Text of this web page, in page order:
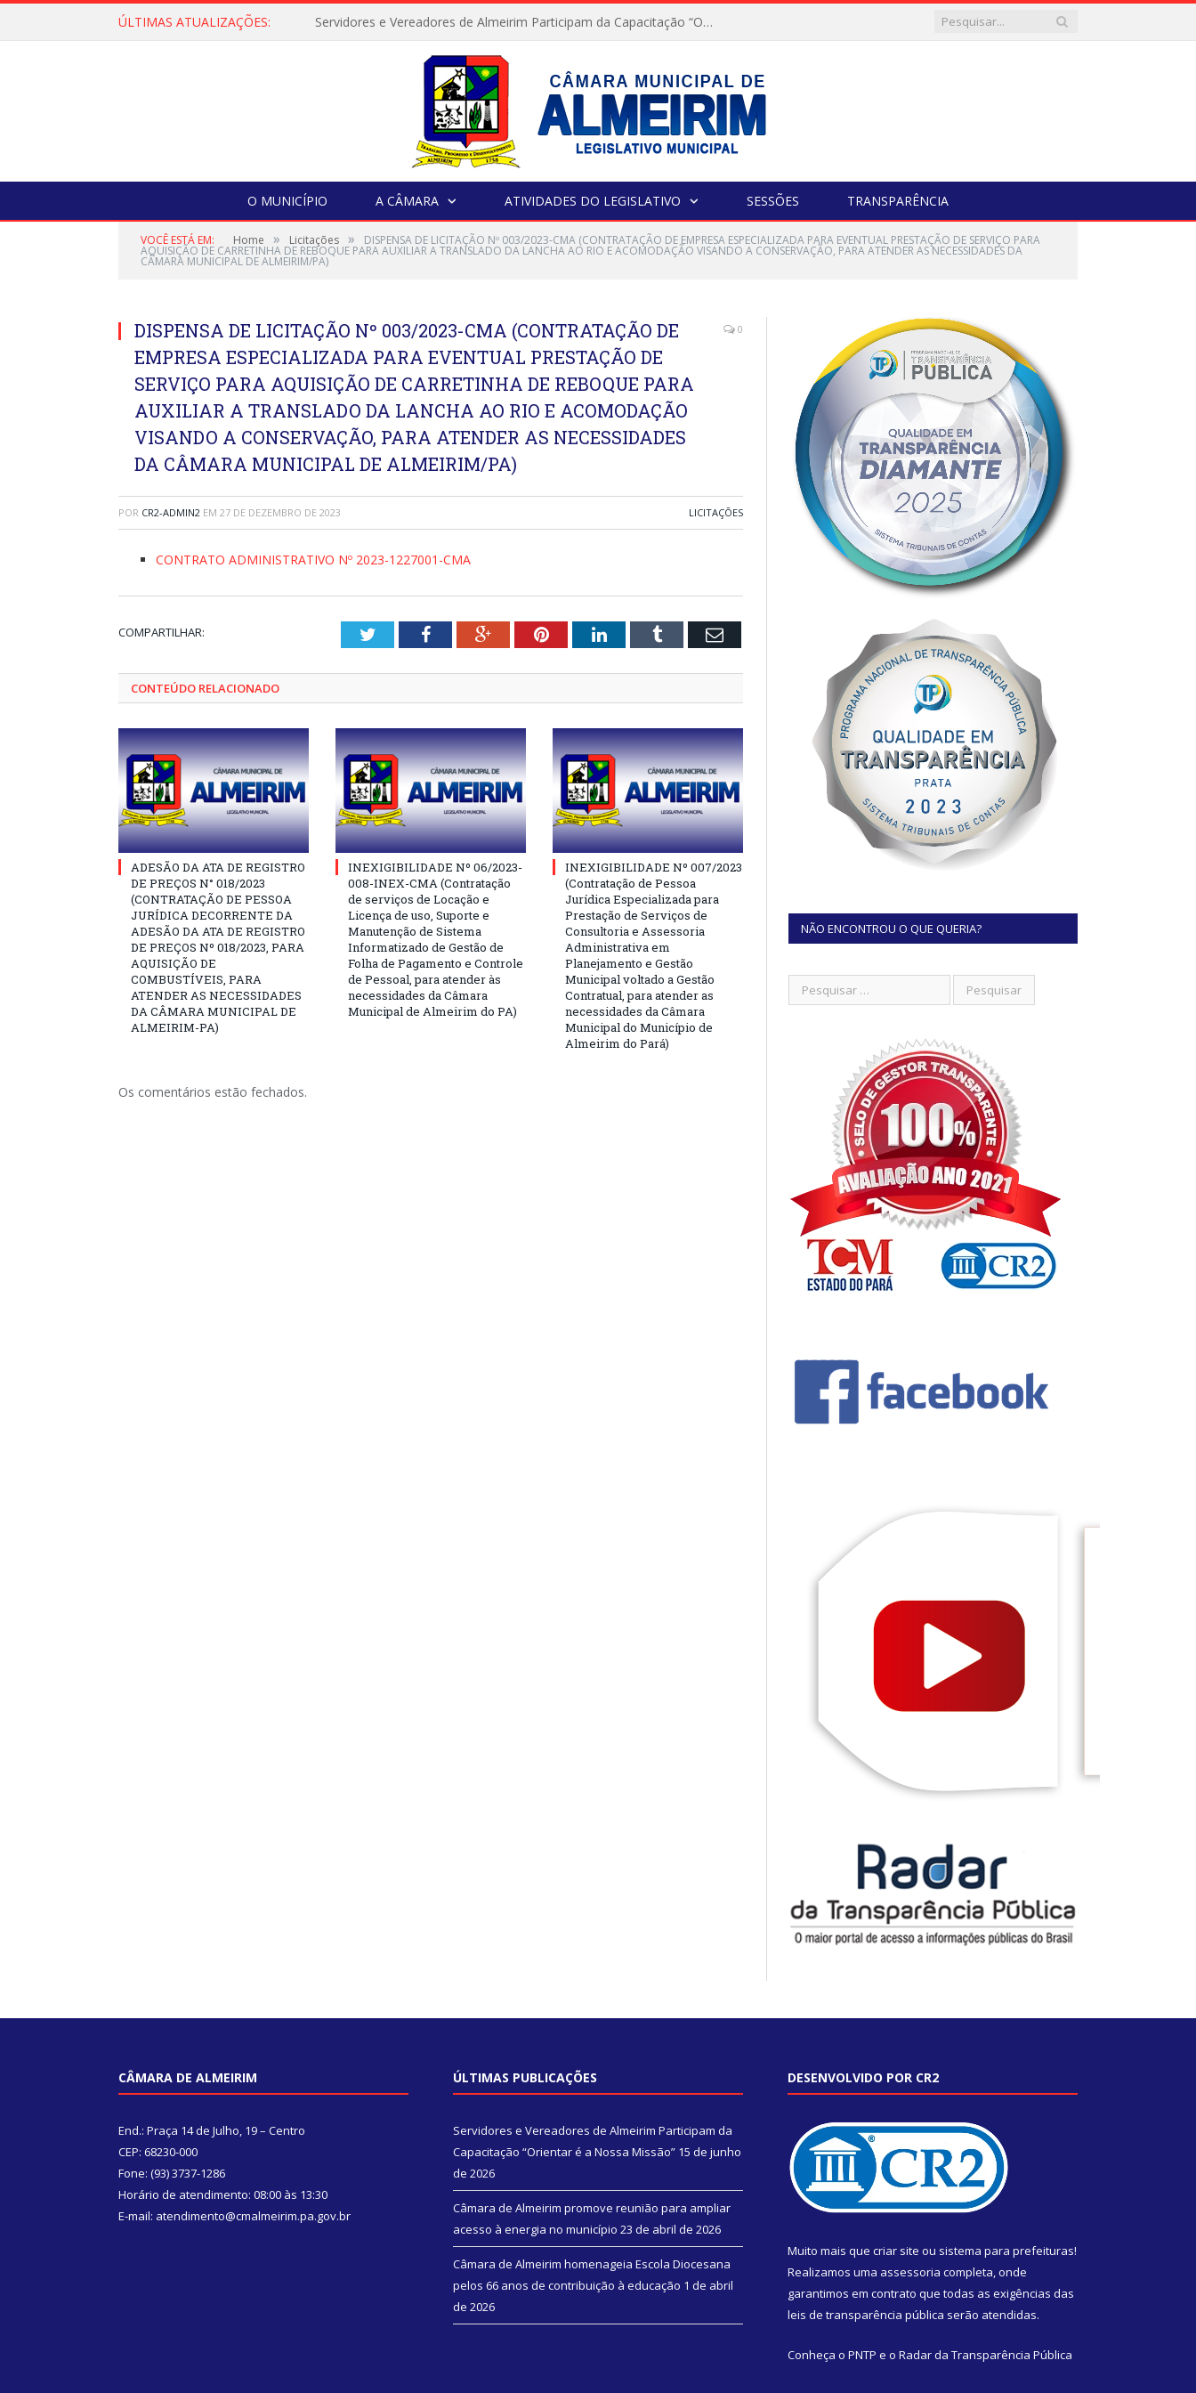
ÚLTIMAS ATUALIZAÇÕES: Servidores e Vereadores de Almeirim Participam da Capacitação “Orientar é a Nossa Missão”
O MUNICÍPIO A CÂMARA ATIVIDADES DO LEGISLATIVO SESSÕES TRANSPARÊNCIA
VOCÊ ESTÁ EM: Home » Licitações » DISPENSA DE LICITAÇÃO Nº 003/2023-CMA (CONTRATAÇÃO DE EMPRESA ESPECIALIZADA PARA EVENTUAL PRESTAÇÃO DE SERVIÇO PARA
AQUISIÇÃO DE CARRETINHA DE REBOQUE PARA AUXILIAR A TRANSLADO DA LANCHA AO RIO E ACOMODAÇÃO VISANDO A CONSERVAÇÃO, PARA ATENDER AS NECESSIDADES DA
CÂMARA MUNICIPAL DE ALMEIRIM/PA)
DISPENSA DE LICITAÇÃO Nº 003/2023-CMA (CONTRATAÇÃO DE
EMPRESA ESPECIALIZADA PARA EVENTUAL PRESTAÇÃO DE
SERVIÇO PARA AQUISIÇÃO DE CARRETINHA DE REBOQUE PARA
AUXILIAR A TRANSLADO DA LANCHA AO RIO E ACOMODAÇÃO
VISANDO A CONSERVAÇÃO, PARA ATENDER AS NECESSIDADES
DA CÂMARA MUNICIPAL DE ALMEIRIM/PA)
0
POR CR2-ADMIN2 EM 27 DE DEZEMBRO DE 2023 LICITAÇÕES
CONTRATO ADMINISTRATIVO Nº 2023-1227001-CMA
COMPARTILHAR: TwitterFacebookGoogle+PinterestLinkedInTumblr Email
CONTEÚDO RELACIONADO
ADESÃO DA ATA DE REGISTRO
DE PREÇOS N° 018/2023
(CONTRATAÇÃO DE PESSOA
JURÍDICA DECORRENTE DA
ADESÃO DA ATA DE REGISTRO
DE PREÇOS Nº 018/2023, PARA
AQUISIÇÃO DE
COMBUSTÍVEIS, PARA
ATENDER AS NECESSIDADES
DA CÂMARA MUNICIPAL DE
ALMEIRIM-PA)
INEXIGIBILIDADE Nº 06/2023-
008-INEX-CMA (Contratação
de serviços de Locação e
Licença de uso, Suporte e
Manutenção de Sistema
Informatizado de Gestão de
Folha de Pagamento e Controle
de Pessoal, para atender às
necessidades da Câmara
Municipal de Almeirim do PA)
INEXIGIBILIDADE Nº 007/2023
(Contratação de Pessoa
Jurídica Especializada para
Prestação de Serviços de
Consultoria e Assessoria
Administrativa em
Planejamento e Gestão
Municipal voltado a Gestão
Contratual, para atender as
necessidades da Câmara
Municipal do Município de
Almeirim do Pará)
Os comentários estão fechados.
NÃO ENCONTROU O QUE QUERIA?
CÂMARA DE ALMEIRIM
End.: Praça 14 de Julho, 19 – Centro
CEP: 68230-000
Fone: (93) 3737-1286
Horário de atendimento: 08:00 às 13:30
E-mail: atendimento@cmalmeirim.pa.gov.br
ÚLTIMAS PUBLICAÇÕES
Servidores e Vereadores de Almeirim Participam da
Capacitação “Orientar é a Nossa Missão” 15 de junho
de 2026
Câmara de Almeirim promove reunião para ampliar
acesso à energia no município 23 de abril de 2026
Câmara de Almeirim homenageia Escola Diocesana
pelos 66 anos de contribuição à educação 1 de abril
de 2026
DESENVOLVIDO POR CR2
Muito mais que criar site ou sistema para prefeituras!
Realizamos uma assessoria completa, onde
garantimos em contrato que todas as exigências das
leis de transparência pública serão atendidas.
Conheça o PNTP e o Radar da Transparência Pública